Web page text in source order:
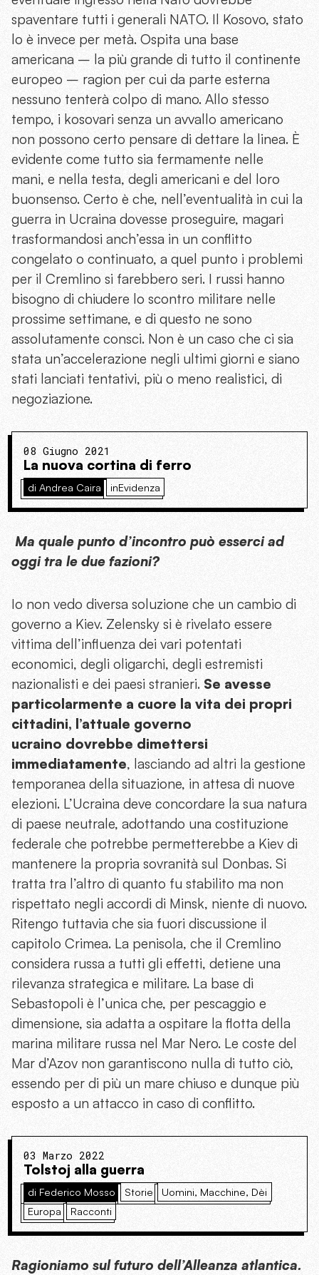
spaventare tutti i generali NATO. Il Kosovo, stato
lo è invece per metà. Ospita una base
americana – la più grande di tutto il continente
europeo – ragion per cui da parte esterna
nessuno tenterà colpo di mano. Allo stesso
tempo, i kosovari senza un avvallo americano
non possono certo pensare di dettare la linea. È
evidente come tutto sia fermamente nelle
mani, e nella testa, degli americani e del loro
buonsenso. Certo è che, nell’eventualità in cui la
guerra in Ucraina dovesse proseguire, magari
trasformandosi anch’essa in un conflitto
congelato o continuato, a quel punto i problemi
per il Cremlino si farebbero seri. I russi hanno
bisogno di chiudere lo scontro militare nelle
prossime settimane, e di questo ne sono
assolutamente consci. Non è un caso che ci sia
stata un’accelerazione negli ultimi giorni e siano
stati lanciati tentativi, più o meno realistici, di
negoziazione.
08 Giugno 2021
La nuova cortina di ferro
di Andrea Caira inEvidenza
Ma quale punto d’incontro può esserci ad
oggi tra le due fazioni?
Io non vedo diversa soluzione che un cambio di
governo a Kiev. Zelensky si è rivelato essere
vittima dell’influenza dei vari potentati
economici, degli oligarchi, degli estremisti
nazionalisti e dei paesi stranieri. Se avesse
particolarmente a cuore la vita dei propri
cittadini, l’attuale governo
ucraino dovrebbe dimettersi
immediatamente, lasciando ad altri la gestione
temporanea della situazione, in attesa di nuove
elezioni. L’Ucraina deve concordare la sua natura
di paese neutrale, adottando una costituzione
federale che potrebbe permetterebbe a Kiev di
mantenere la propria sovranità sul Donbas. Si
tratta tra l’altro di quanto fu stabilito ma non
rispettato negli accordi di Minsk, niente di nuovo.
Ritengo tuttavia che sia fuori discussione il
capitolo Crimea. La penisola, che il Cremlino
considera russa a tutti gli effetti, detiene una
rilevanza strategica e militare. La base di
Sebastopoli è l’unica che, per pescaggio e
dimensione, sia adatta a ospitare la flotta della
marina militare russa nel Mar Nero. Le coste del
Mar d’Azov non garantiscono nulla di tutto ciò,
essendo per di più un mare chiuso e dunque più
esposto a un attacco in caso di conflitto.
03 Marzo 2022
Tolstoj alla guerra
di Federico Mosso Storie
Uomini, Macchine, Dèi
Europa
Racconti
Ragioniamo sul futuro dell’Alleanza atlantica.